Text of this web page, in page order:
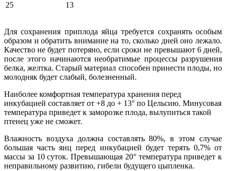
25
13
Для сохранения приплода яйца требуется сохранять особым
образом и обратить внимание на то, сколько дней оно лежало.
Качество не будет потеряно, если сроки не превышают 6 дней,
после этого начинаются необратимые процессы разрушения
белка, желтка. Старый материал способен принести плоды, но
молодняк будет слабый, болезненный.
Наиболее комфортная температура хранения перед
инкубацией составляет от +8 до + 13° по Цельсию. Минусовая
температура приведет к заморозке плода, вылупиться такой
птенец уже не сможет.
Влажность воздуха должна составлять 80%, в этом случае
большая часть яиц перед инкубацией будет терять 0,7% от
массы за 10 суток. Превышающая 20° температура приведет к
неправильному развитию, гибели будущего цыпленка.